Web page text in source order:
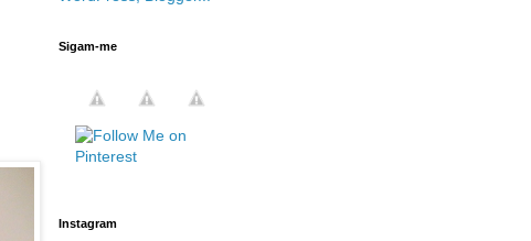
Sigam-me
Instagram